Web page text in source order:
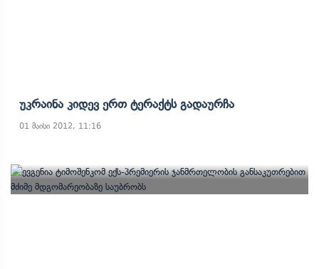
Უკრაინა Კიდევ Ერთ Ტერაქტს Გადაურჩა
01 მაისი 2012, 11:16